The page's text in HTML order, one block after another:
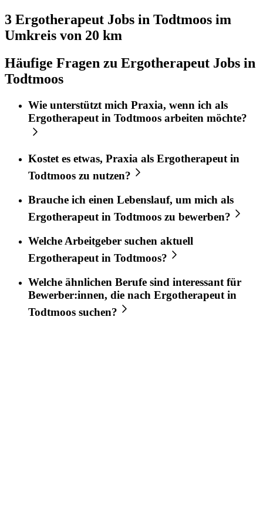
3 Ergotherapeut Jobs in Todtmoos im
Umkreis von 20 km
Häufige Fragen zu Ergotherapeut Jobs in
Todtmoos
Wie unterstützt mich Praxia, wenn ich als
Ergotherapeut in Todtmoos arbeiten möchte?
Kostet es etwas, Praxia als Ergotherapeutin
Todtmoos zu nutzen?
Brauche ich einen Lebenslauf, um mich als
Ergotherapeut in Todtmoos zu bewerben?
Welche Arbeitgeber suchen aktuell
Ergotherapeut in Todtmoos?
Welche ähnlichen Berufe sind interessant für
Bewerber:innen, die nach Ergotherapeut in
Todtmoos suchen?